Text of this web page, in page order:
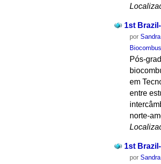
1st
por
Pós-
em
entre
norte-
1st
por